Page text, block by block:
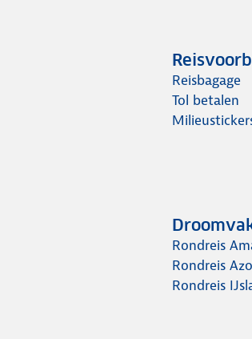
Reisbagage
Tol betalen
Rondreis
Rondreis
Rondreis